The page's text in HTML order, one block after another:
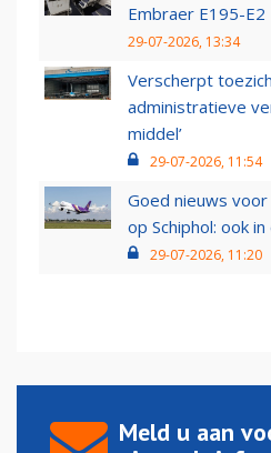
Embraer E195-E2
29-07-2026, 13:34
Verscherpt
administratieve
middel’
29-07-2026, 11:54
Goed nieuws
op Schiphol: ook
29-07-2026, 11:20
Meld u aan